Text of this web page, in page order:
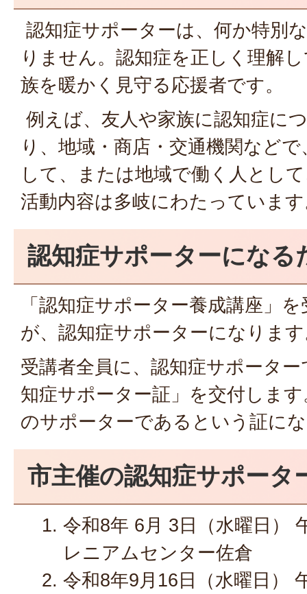
認知症サポーターは、何か特別
りません。認知症を正しく理解
族を暖かく見守る応援者です。
例えば、友人や家族に認知症に
り、地域・商店・交通機関など
して、または地域で働く人とし
活動内容は多岐にわたっていま
認知症サポーターになる
「認知症サポーター養成講座」
が、認知症サポーターになりま
受講者全員に、認知症サポータ
知症サポーター証」を交付しま
のサポーターであるという証に
市主催の認知症サポータ
令和8年 6月 3日（水曜日）
レニアムセンター佐倉
令和8年9月16日（水曜日）